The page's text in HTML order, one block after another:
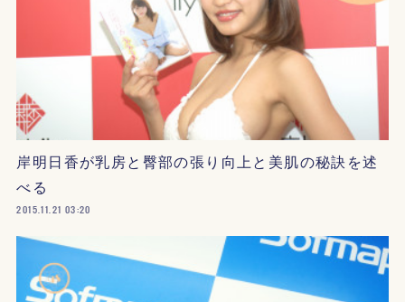
岸明日香が乳房と臀部の張り向上と美肌の秘訣を述
べる
2015.11.21 03:20